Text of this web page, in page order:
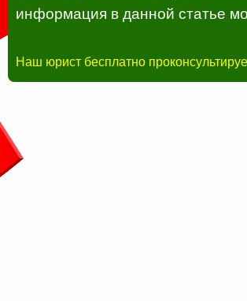
информация в данной статье
Наш юрист бесплатно